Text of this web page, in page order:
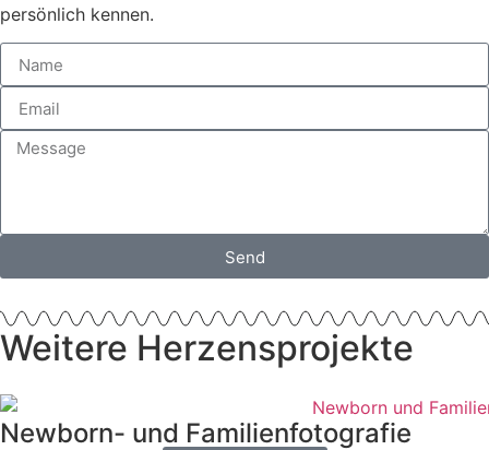
persönlich kennen.
Send
Weitere Herzensprojekte
Newborn- und Familienfotografie